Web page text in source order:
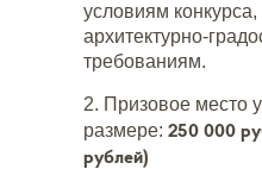
условиям
архитектурно-
требованиям.
2. Призовое место
размере: 250 000
рублей)